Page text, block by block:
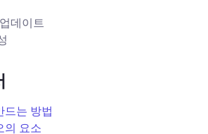
데이트
드는 방법
의 요소